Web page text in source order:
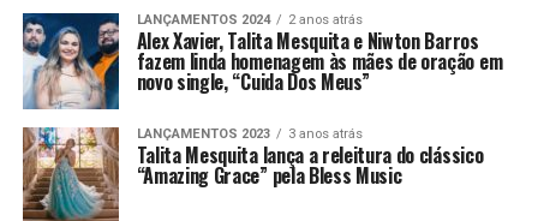
LANÇAMENTOS 2024 2 anos atrás
Alex Xavier, Talita Mesquita e Niwton Barros
fazem linda homenagem às mães de oração em
novo single, “Cuida Dos Meus”
LANÇAMENTOS 2023 3 anos atrás
Talita Mesquita lança a releitura do clássico
“Amazing Grace” pela Bless Music